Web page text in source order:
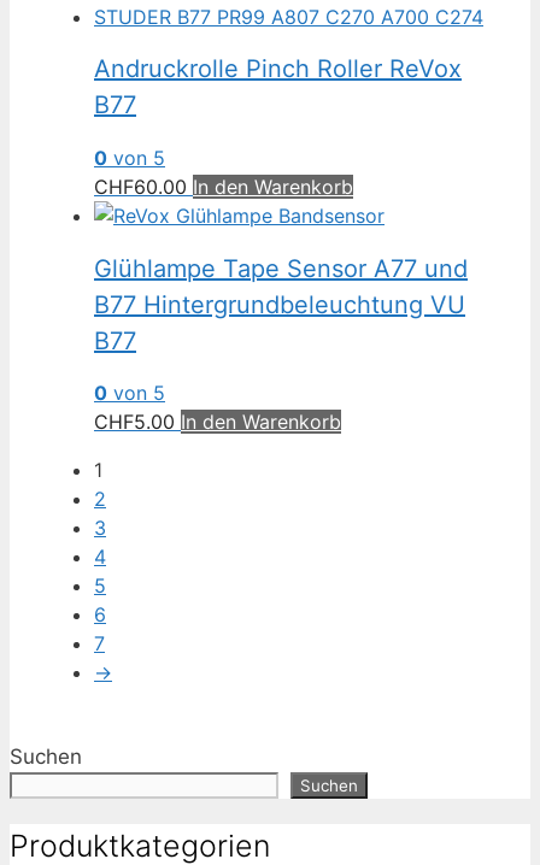
Andruckrolle Pinch Roller ReVox
B77
0 von 5
CHF60.00 In den Warenkorb
Glühlampe Tape Sensor A77 und
B77 Hintergrundbeleuchtung VU
B77
0 von 5
CHF5.00 In den Warenkorb
1
2
3
4
5
6
7
→
Suchen
Suchen
Produktkategorien